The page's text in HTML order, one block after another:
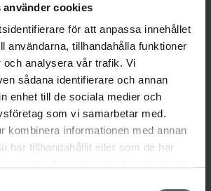
använder cookies
för att anpassa innehållet
användarna, tillhandahålla funktioner
och analysera vår trafik. Vi
sådana identifierare och annan
enhet till de sociala medier och
som vi samarbetar med.
kombinera informationen med annan
har tillhandahållit eller som de har
nagel en vacker "naturlig" nyans
kontrasterna vid din
utväxt. Viktigt! Bör ej
och värme innan och under
NaglarNaglar